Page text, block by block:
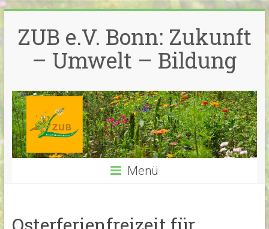
Inhalt
springen
ZUB e.V. Bonn: Zukunft
– Umwelt – Bildung
Menü
Osterferienfreizeit für